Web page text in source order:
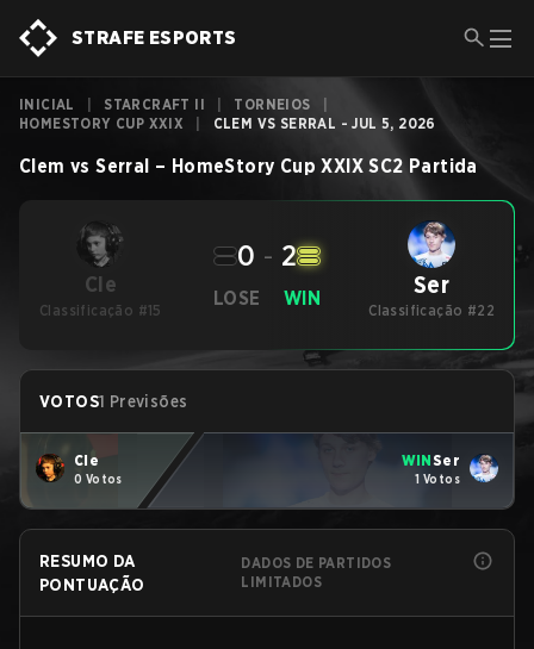
STRAFE ESPORTS
INICIAL STARCRAFT II TORNEIOS
HOMESTORY CUP XXIX
CLEM VS SERRAL - JUL 5, 2026
Clem vs Serral – HomeStory Cup XXIX SC2 Partida
Cle
Classificação #15
LOSE
0 - 2
WIN Ser
Classificação #22
VOTOS1 Previsões
Cle
0 Votos
WINSer
1 Votos
RESUMO DA
PONTUAÇÃO
DADOS DE PARTIDOS
LIMITADOS